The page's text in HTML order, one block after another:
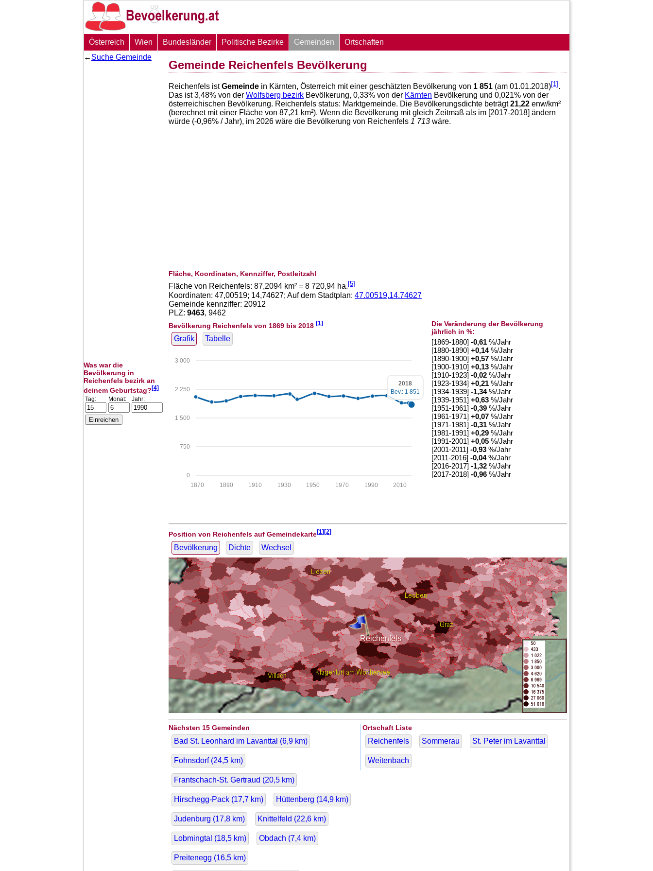
Österreich Wien Bundesländer Politische Bezirke Gemeinden
Ortschaften
← Suche Gemeinde
Was war die
Bevölkerung in
Reichenfels bezirk an
deinem Geburtstag?[4]
Tag: Monat: Jahr:
Gemeinde Reichenfels Bevölkerung
Reichenfels istGemeinde in Kärnten, Österreich mit einer geschätzten Bevölkerung von 1 851 (am 01.01.2018)[1] .
Das ist3,48% von der Wolfsberg bezirk Bevölkerung, 0,33% von der Kärnten Bevölkerung und 0,021% von der
österreichischen Bevölkerung. Reichenfels status: Marktgemeinde. Die Bevölkerungsdichte beträgt21,22 enw/km²
(berechnet mit einer Fläche von 87,21 km²). Wenn die Bevölkerung mit gleich Zeitmaß als im [2017-2018] ändern
würde (-0,96% / Jahr), im 2026 wäre die Bevölkerung von Reichenfels 1 713 wäre.
Fläche, Koordinaten, Kennziffer, Postleitzahl
Fläche von Reichenfels: 87,2094 km² = 8 720,94 ha. [5]
Koordinaten: 47,00519; 14,74627; Auf dem Stadtplan: 47.00519,14.74627
Gemeinde kennziffer: 20912
PLZ: 9463, 9462
Bevölkerung Reichenfels von 1869 bis 2018 [1]
Grafik Tabelle
0
750
1 500
2 250
3 000
2010
1990
1970
1950
1930
1910
1890
1870
2018
Bev.: 1 851
Die Veränderung der Bevölkerung
jährlich in %:
[1869-1880]-0,61 %/Jahr
[1880-1890]+0,14%/Jahr
[1890-1900]+0,57 %/Jahr
[1900-1910]+0,13 %/Jahr
[1910-1923]-0,02 %/Jahr
[1923-1934]+0,21 %/Jahr
[1934-1939]-1,34%/Jahr
[1939-1951]+0,63 %/Jahr
[1951-1961]-0,39 %/Jahr
[1961-1971]+0,07 %/Jahr
[1971-1981]-0,31 %/Jahr
[1981-1991]+0,29 %/Jahr
[1991-2001]+0,05 %/Jahr
[2001-2011]-0,93 %/Jahr
[2011-2016]-0,04%/Jahr
[2016-2017]-1,32 %/Jahr
[2017-2018]-0,96 %/Jahr
Position von Reichenfels auf Gemeindekarte[1][2]
Bevölkerung Dichte Wechsel
Reichenfels
Nächsten 15 Gemeinden
Bad St. Leonhard im Lavanttal (6,9 km)
Fohnsdorf (24,5 km)
Frantschach-St. Gertraud (20,5 km)
Hirschegg-Pack (17,7 km) Hüttenberg (14,9 km)
Judenburg (17,8 km) Knittelfeld (22,6 km)
Lobmingtal (18,5 km) Obdach (7,4 km)
Preitenegg (16,5 km)
Ortschaft Liste
Reichenfels Sommerau St. Peter im Lavanttal
Weitenbach